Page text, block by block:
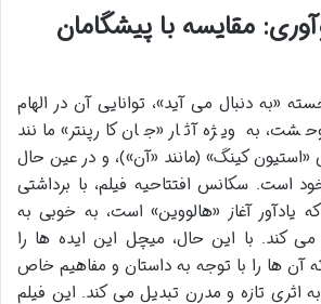
مقایسه با پیشگامان
«به دنبال می آید»، توانایی آن در الهام
به ویژه آثار «جان کارپنتر» مانند
«استیون کینگ» (مانند «آن»)، و در عین حال
سکانس افتتاحیه فیلم، با برداشتی
یادآور آغاز «هالووین» است، به خوبی به
می کند. با این حال، میچل این ایده ها را
آن ها را با توجه به داستان و مفاهیم خاص
اثری تازه و مدرن تبدیل می کند. این فیلم